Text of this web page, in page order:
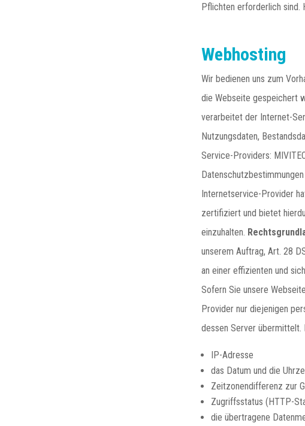
Pflichten erforderlich sind.
Webhosting
Wir bedienen uns zum
die Webseite gespeichert
verarbeitet der Internet-
Nutzungsdaten,
Service-Providers:
Internetservice-Provider
zertifiziert und bietet
einzuhalten.
unserem Auftrag, Art. 28
an einer effizienten und
Sofern Sie unsere
Provider nur diejenigen
dessen Server übermittelt.
IP-Adresse
das Datum und die
Zeitzonendifferenz zur
Zugriffsstatus (HTTP-
die übertragene